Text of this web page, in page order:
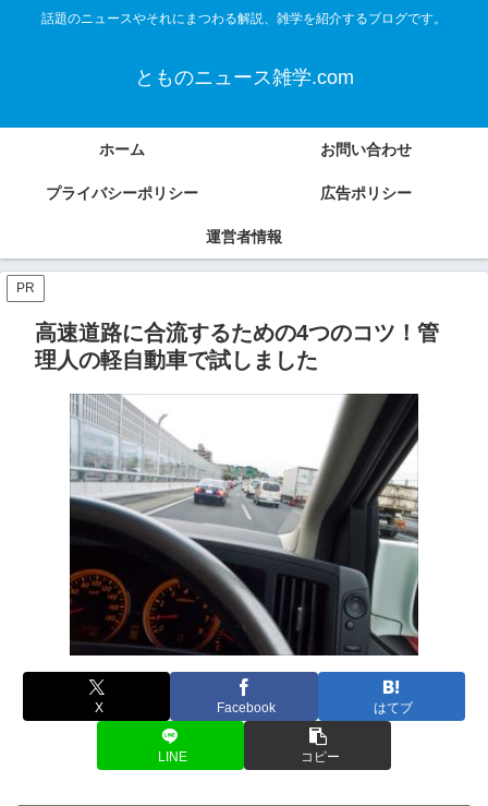
話題のニュースやそれにまつわる解説、雑学を紹介するブログです。
とものニュース雑学.com
ホーム お問い合わせ
プライバシーポリシー 広告ポリシー
運営者情報
PR
高速道路に合流するための4つのコツ！管
理人の軽自動車で試しました
X Facebook はてブ
LINE コピー